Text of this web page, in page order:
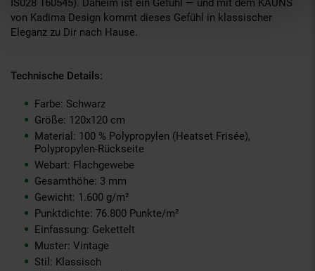
IS028 160545). Daheim ist ein Gefühl — und mit dem KAUNS
von Kadima Design kommt dieses Gefühl in klassischer
Eleganz zu Dir nach Hause.
Technische Details:
Farbe: Schwarz
Größe: 120x120 cm
Material: 100 % Polypropylen (Heatset Frisée),
Polypropylen-Rückseite
Webart: Flachgewebe
Gesamthöhe: 3 mm
Gewicht: 1.600 g/m²
Punktdichte: 76.800 Punkte/m²
Einfassung: Gekettelt
Muster: Vintage
Stil: Klassisch